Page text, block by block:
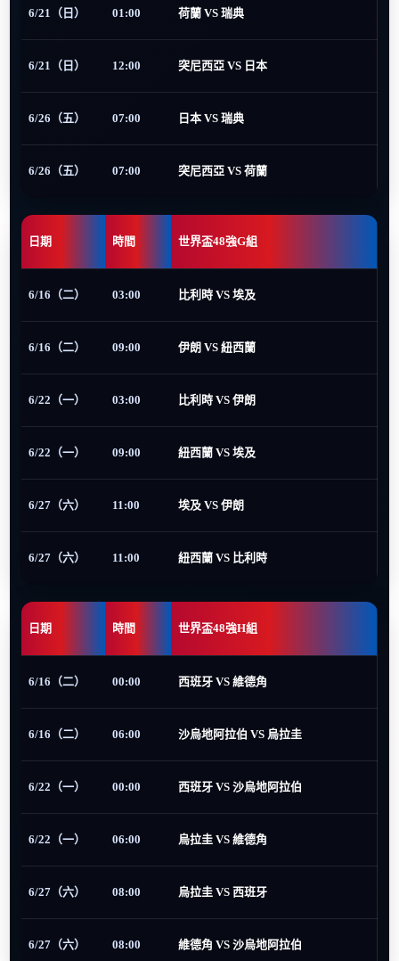
6/21（日） 01:00 荷蘭 VS 瑞典
6/21（日） 12:00 突尼西亞 VS 日本
6/26（五） 07:00 日本 VS 瑞典
6/26（五） 07:00 突尼西亞 VS 荷蘭
日期 時間 世界盃48強G組
6/16（二） 03:00 比利時 VS 埃及
6/16（二） 09:00 伊朗 VS 紐西蘭
6/22（一） 03:00 比利時 VS 伊朗
6/22（一） 09:00 紐西蘭 VS 埃及
6/27（六） 11:00 埃及 VS 伊朗
6/27（六） 11:00 紐西蘭 VS 比利時
日期 時間 世界盃48強H組
6/16（二） 00:00 西班牙 VS 維德角
6/16（二） 06:00 沙烏地阿拉伯 VS 烏拉圭
6/22（一） 00:00 西班牙 VS 沙烏地阿拉伯
6/22（一） 06:00 烏拉圭 VS 維德角
6/27（六） 08:00 烏拉圭 VS 西班牙
6/27（六） 08:00 維德角 VS 沙烏地阿拉伯